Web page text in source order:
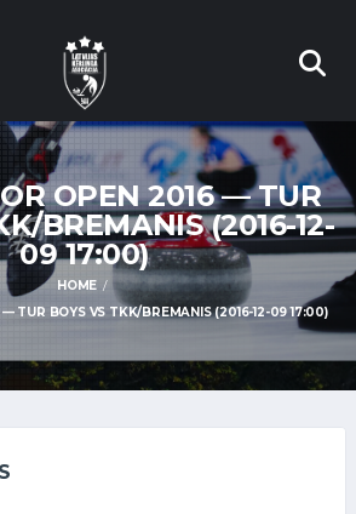
OPEN 2016 — TUR
BREMANIS (2016-12-
09 17:00)
HOME
— TUR BOYS VS TKK/BREMANIS (2016-12-09 17:00)